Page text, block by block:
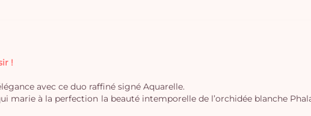
!
avec ce duo raffiné signé Aquarelle.
marie à la perfection la beauté intemporelle de l’orchidée blanche